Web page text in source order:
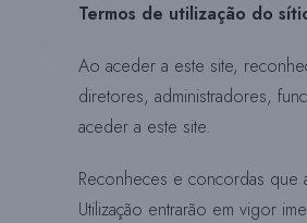
Termos de utilização do
Ao aceder a este site,
diretores, administradores,
aceder a este site.
Reconheces e concordas que
Utilização entrarão em vigor